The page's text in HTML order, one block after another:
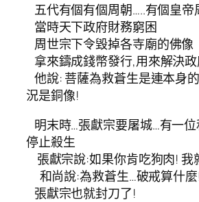
五代有個有個周朝…..有個皇帝
當時天下政府財務窮困
周世宗下令毀掉各寺廟的佛像
拿來鑄成錢幣發行,用來解決
他說: 菩薩為救蒼生是連本身
況是銅像!
明末時…張獻宗要屠城…有一
停止殺生
張獻宗說:如果你肯吃狗肉! 我
和尚說:為救蒼生…破戒算什麼
張獻宗也就封刀了!